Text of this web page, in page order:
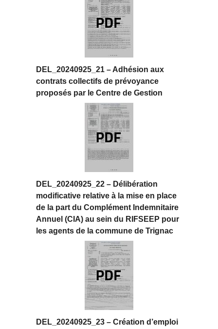
DEL_20240925_21 – Adhésion aux
contrats collectifs de prévoyance
proposés par le Centre de Gestion
DEL_20240925_22 – Délibération
modificative relative à la mise en place
de la part du Complément Indemnitaire
Annuel (CIA) au sein du RIFSEEP pour
les agents de la commune de Trignac
DEL_20240925_23 – Création d’emploi